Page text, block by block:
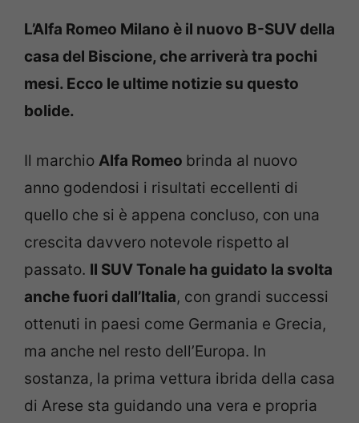
L’Alfa Romeo Milano è il nuovo B-SUV della
casa del Biscione, che arriverà tra pochi
mesi. Ecco le ultime notizie su questo
bolide.
Il marchio Alfa Romeo brinda al nuovo
anno godendosi i risultati eccellenti di
quello che si è appena concluso, con una
crescita davvero notevole rispetto al
passato. Il SUV Tonale ha guidato la svolta
anche fuori dall’Italia, con grandi successi
ottenuti in paesi come Germania e Grecia,
ma anche nel resto dell’Europa. In
sostanza, la prima vettura ibrida della casa
di Arese sta guidando una vera e propria